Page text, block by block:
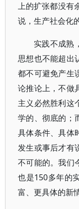
上的扩张都没有
说，生产社会化
实践不成熟
思想也不能超出
都不可避免产生
论推论上，不做
主义必然胜利这
学的、彻底的；
具体条件、具体
发生或事后才有
不可能的。我们
也是150多年的
富、更具体的新